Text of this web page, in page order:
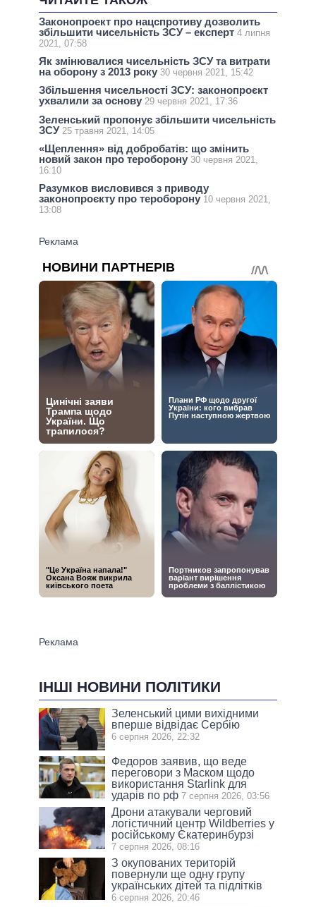
Законопроект про нацспротиву дозволить
збільшити чисельність ЗСУ – експерт 4 липня
2021, 07:58
Як змінювалися чисельність ЗСУ та витрати
на оборону з 2013 року 30 червня 2021, 15:42
Збільшення чисельності ЗСУ: законопроєкт
ухвалили за основу 29 червня 2021, 17:36
Зеленський пропонує збільшити чисельність
ЗСУ 25 травня 2021, 14:05
«Щеплення» від добробатів: що змінить
новий закон про тероборону 30 червня 2021,
16:10
Разумков висловився з приводу
законопроєкту про тероборону 10 червня 2021,
13:08
ІНШІ НОВИНИ ПОЛІТИКИ
Зеленський цими вихідними
вперше відвідає Сербію
6 серпня 2026, 22:32
Федоров заявив, що веде
переговори з Маском щодо
використання Starlink для
ударів по рф 7 серпня 2026, 03:56
Дрони атакували черговий
логістичний центр Wildberries у
російському Єкатеринбурзі
7 серпня 2026, 08:16
З окупованих територій
повернули ще одну групу
українських дітей та підлітків
6 серпня 2026, 20:46